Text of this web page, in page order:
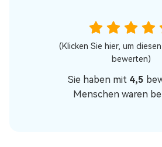
(Klicken Sie hier, um
bewerten)
Sie haben mit 4,5
Menschen waren